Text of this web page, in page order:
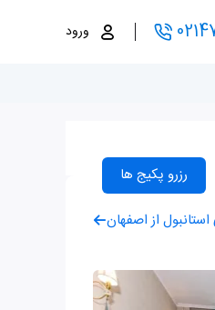
ورود
رزرو پکیج ها
از اصفهان